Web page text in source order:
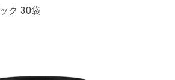
ク 30袋